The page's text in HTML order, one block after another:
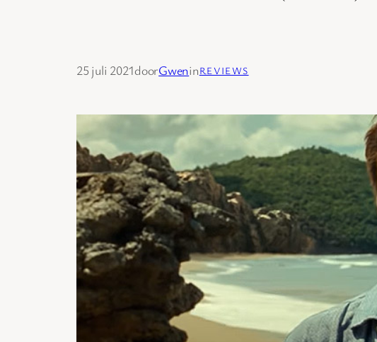
25 juli 2021doorGweninREVIEWS